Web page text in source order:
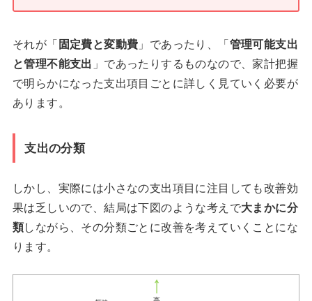
それが「固定費と変動費 」であったり、「管理可能支出
と管理不能支出 」であったりするものなので、家計把握
で明らかになった支出項目ごとに詳しく見ていく必要が
あります。
支出の分類
しかし、実際には小さなの支出項目に注目しても改善効
果は乏しいので、結局は下図のような考えで大まかに分
類しながら、その分類ごとに改善を考えていくことにな
ります。